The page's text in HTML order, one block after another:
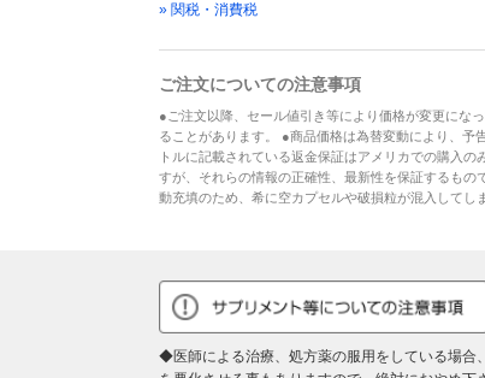
» 関税・消費税
ご注文についての注意事項
●ご注文以降、セール値引き等により価格が変更にな
ることがあります。 ●商品価格は為替変動により、
トルに記載されている返金保証はアメリカでの購入
すが、それらの情報の正確性、最新性を保証するも
動充填のため、希に空カプセルや破損粒が混入してし
◆医師による治療、処方薬の服用をしている場合